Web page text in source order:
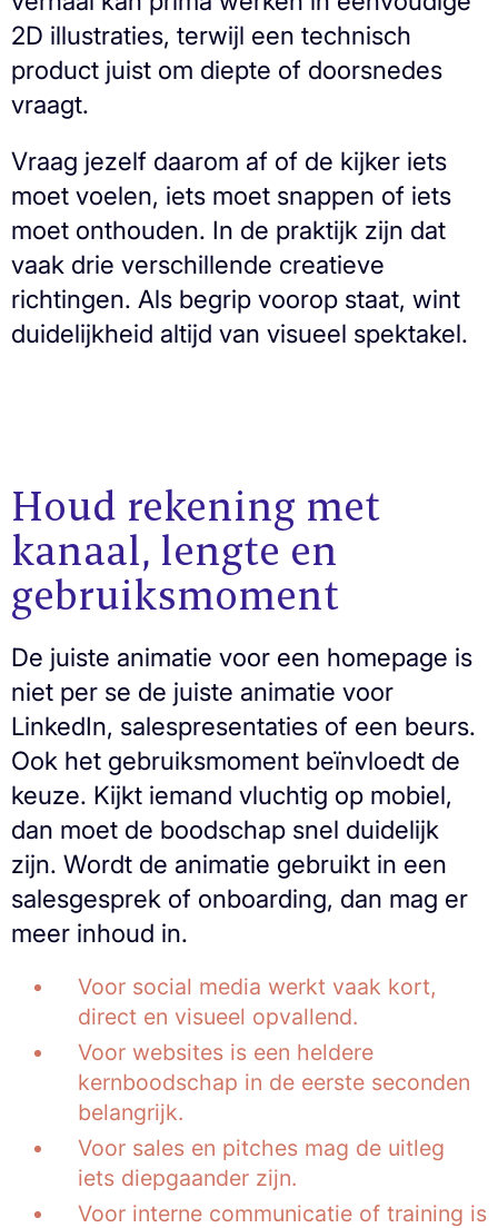
2D illustraties, terwijl een technisch
product juist om diepte of doorsnedes
vraagt.
Vraag jezelf daarom af of de kijker iets
moet voelen, iets moet snappen of iets
moet onthouden. In de praktijk zijn dat
vaak drie verschillende creatieve
richtingen. Als begrip voorop staat, wint
duidelijkheid altijd van visueel spektakel.
Houd rekening met
kanaal, lengte en
gebruiksmoment
De juiste animatie voor een homepage is
niet per se de juiste animatie voor
LinkedIn, salespresentaties of een beurs.
Ook het gebruiksmoment beïnvloedt de
keuze. Kijkt iemand vluchtig op mobiel,
dan moet de boodschap snel duidelijk
zijn. Wordt de animatie gebruikt in een
salesgesprek of onboarding, dan mag er
meer inhoud in.
Voor social media werkt vaak kort,
direct en visueel opvallend.
Voor websites is een heldere
kernboodschap in de eerste seconden
belangrijk.
Voor sales en pitches mag de uitleg
iets diepgaander zijn.
Voor interne communicatie of training is